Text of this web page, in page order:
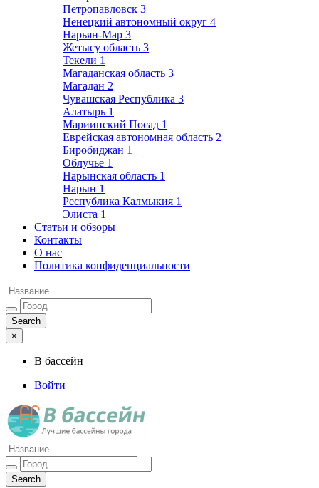
Петропавловск 3
Ненецкий автономный округ 4
Нарьян-Мар 3
Жетысу область 3
Текели 1
Магаданская область 3
Магадан 2
Чувашская Республика 3
Алатырь 1
Мариинский Посад 1
Еврейская автономная область 2
Биробиджан 1
Облучье 1
Нарынская область 1
Нарын 1
Республика Калмыкия 1
Элиста 1
Статьи и обзоры
Контакты
О нас
Политика конфиденциальности
×
В бассейн
Войти
Лучшие бассейны города